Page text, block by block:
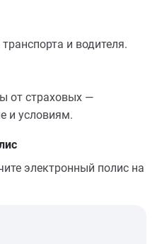
и водителя.
от страховых —
и условиям.
электронный полис на